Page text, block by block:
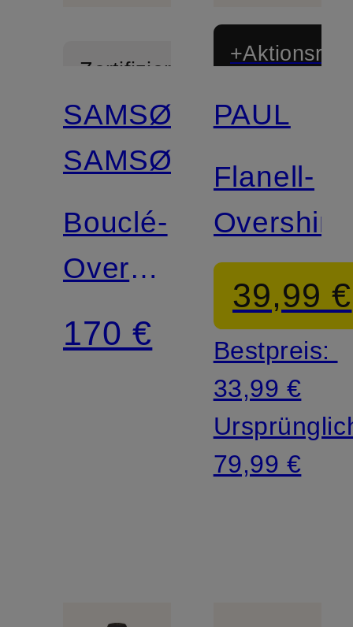
Zertifiziert
SAMSØE
SAMSØE
Bouclé-
Overshirt
SADAMON
170 €
PAUL
Flanell-
Overshirt
39,99 €
Bestpreis:
33,99 €
79,99 €